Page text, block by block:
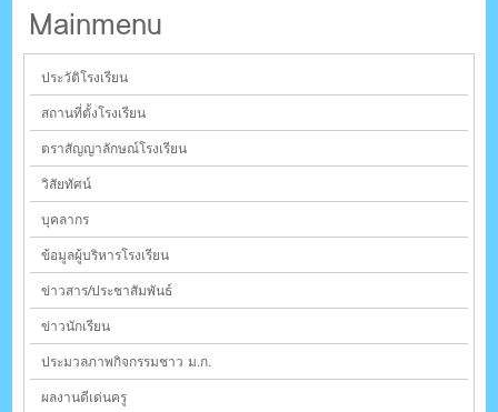
Mainmenu
ประวัติโรงเรียน
สถานที่ตั้งโรงเรียน
ตราสัญญาลักษณ์โรงเรียน
วิสัยทัศน์
บุคลากร
ข้อมูลผู้บริหารโรงเรียน
ข่าวสาร/ประชาสัมพันธ์
ข่าวนักเรียน
ประมวลภาพกิจกรรมชาว ม.ก.
ผลงานดีเด่นครู